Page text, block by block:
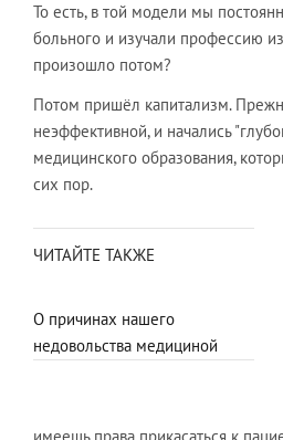
То есть, в той модели мы
больного и изучали профессию
произошло потом?
Потом пришёл капитализм.
неэффективной, и начались
медицинского образования,
сих пор.
ЧИТАЙТЕ ТАКЖЕ
О причинах нашего
недовольства медициной